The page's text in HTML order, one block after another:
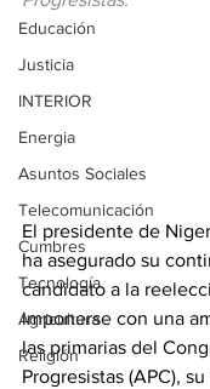
Educación
Justicia
INTERIOR
Energia
Asuntos Sociales
Telecomunicación
Cumbres
Tecnología
Agricultura
Religión
El presidente de
ha asegurado su
candidato a la
imponerse con una
las primarias del
Progresistas (APC),